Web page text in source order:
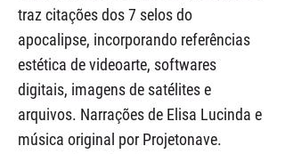
traz citações dos 7 selos do
apocalipse, incorporando referências
estética de videoarte, softwares
digitais, imagens de satélites e
arquivos. Narrações de Elisa Lucinda e
música original por Projetonave.